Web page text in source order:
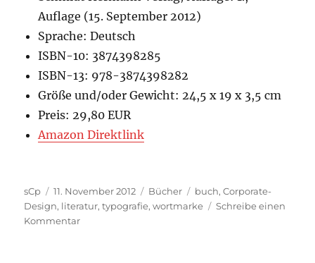
Auflage (15. September 2012)
Sprache: Deutsch
ISBN-10: 3874398285
ISBN-13: 978-3874398282
Größe und/oder Gewicht: 24,5 x 19 x 3,5 cm
Preis: 29,80 EUR
Amazon Direktlink
Autor
sCp
Veröffentlicht
am
11. November 2012 Kategorien
Bücher Schlagwörter
buch,Corporate-
Design, literatur,typografie,wortmarke
Schreibe einen
Kommentarzu